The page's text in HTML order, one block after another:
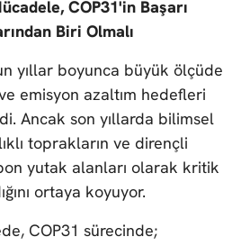
COP31'in Başarı
Biri Olmalı
yıllar boyunca büyük ölçüde
emisyon azaltım hedefleri
Ancak son yıllarda bilimsel
toprakların ve dirençli
yutak alanları olarak kritik
ortaya koyuyor.
COP31 sürecinde;